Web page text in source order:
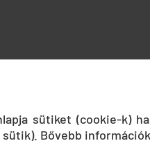
sütiket (cookie-k)
Bővebb